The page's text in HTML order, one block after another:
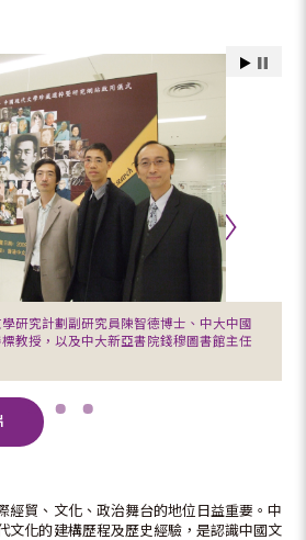
學研究計劃副研究員陳智德博士、中大中國
教授，以及中大新亞書院錢穆圖書館主任
經貿、文化、政治舞台的地位日益重要。中
文化的建構歷程及歷史經驗，是認識中國文